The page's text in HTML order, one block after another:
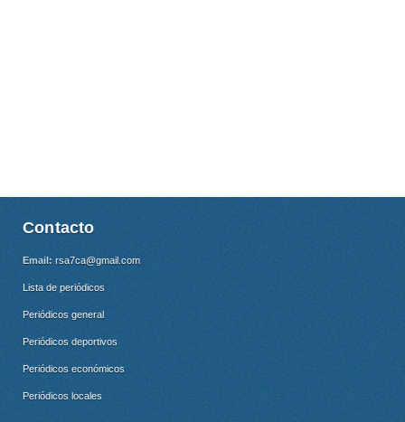
Contacto
Email: rsa7ca@gmail.com
Lista de periódicos
Periódicos general
Periódicos deportivos
Periódicos económicos
Periódicos locales